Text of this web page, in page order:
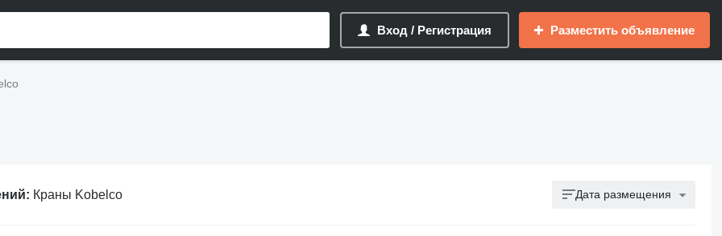
Вход / Регистрация Разместить объявление
Краны Kobelco Дата размещения